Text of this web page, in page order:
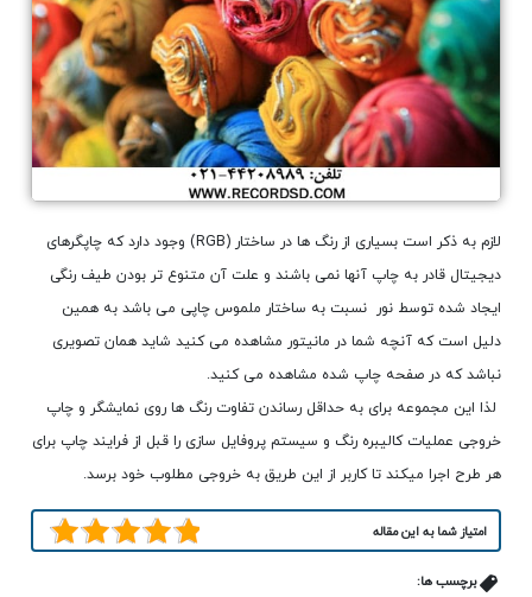
لازم به ذکر است بسیاری از رنگ ها در ساختار (RGB) وجود دارد که چاپگرهای
دیجیتال قادر به چاپ آنها نمی باشند و علت آن متنوع تر بودن طیف رنگی
ایجاد شده توسط نور نسبت به ساختار ملموس چاپی می باشد به همین
دلیل است که آنچه شما در مانیتور مشاهده می کنید شاید همان تصویری
نباشد که در صفحه چاپ شده مشاهده می کنید.
لذا این مجموعه برای به حداقل رساندن تفاوت رنگ ها روی نمایشگر و چاپ
خروجی عملیات کالیبره رنگ و سیستم پروفایل سازی را قبل از فرایند چاپ برای
هر طرح اجرا میکند تا کاربر از این طریق به خروجی مطلوب خود برسد.
امتیاز شما به این مقاله
برچسب ها: